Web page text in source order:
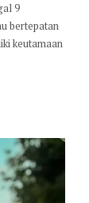
9
bertepatan
keutamaan